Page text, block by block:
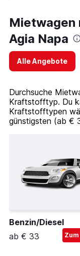
Agia Napa
Alle Angebote
Durchsuche
Kraftstofftyp. Du
Kraftstofftypen
günstigsten (ab €
Benzin/Diesel
ab € 33